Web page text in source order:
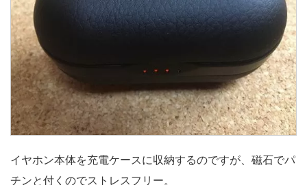
イヤホン本体を充電ケースに収納するのですが、磁石でパ
チンと付くのでストレスフリー。